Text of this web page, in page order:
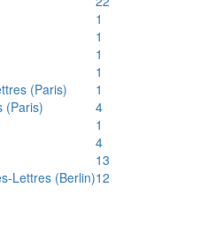
1
1
1
1
(Paris)
1
(Paris)
4
1
4
13
Lettres (Berlin)12